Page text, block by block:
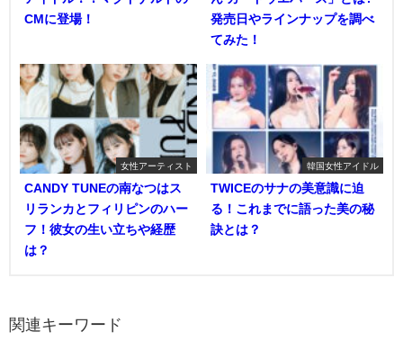
CMに登場！
発売日やラインナップを調べ
てみた！
女性アーティスト
CANDY TUNEの南なつはス
リランカとフィリピンのハー
フ！彼女の生い立ちや経歴
は？
韓国女性アイドル
TWICEのサナの美意識に迫
る！これまでに語った美の秘
訣とは？
関連キーワード